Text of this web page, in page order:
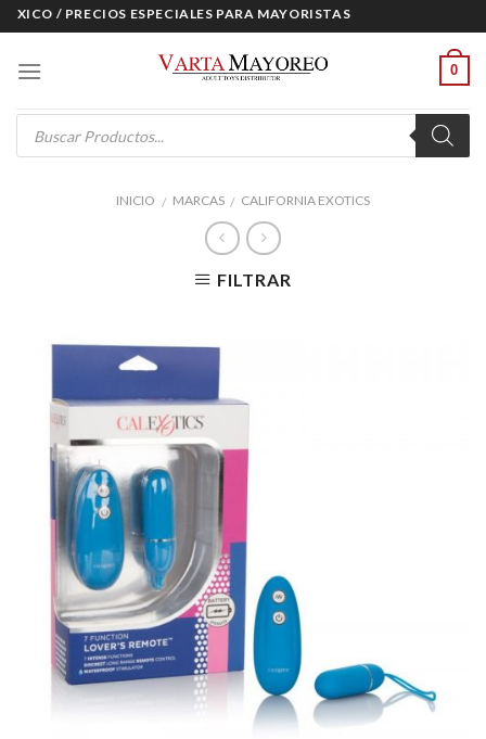
Skip
to
content
/ PRECIOS ESPECIALES PARA MAYORISTAS
0
Products
search
INICIO / MARCAS / CALIFORNIA EXOTICS
FILTRAR